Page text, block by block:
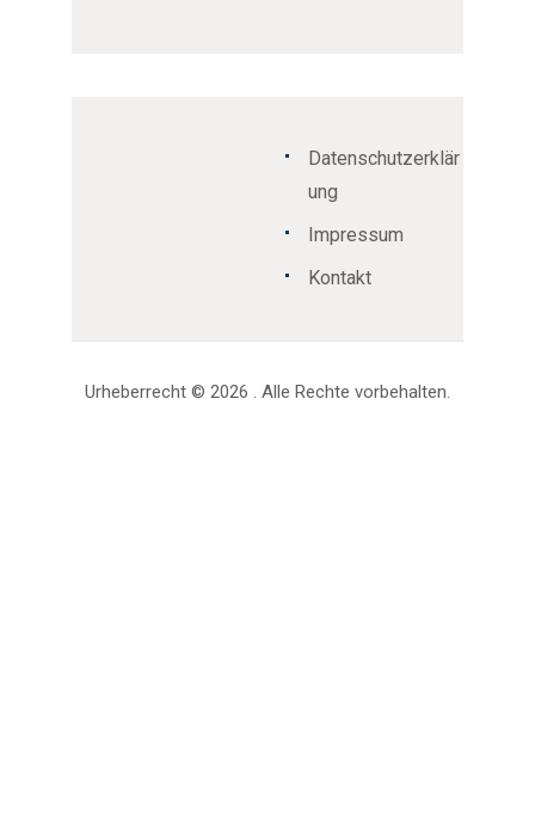
Datenschutzerklär
ung
Impressum
Kontakt
Urheberrecht © 2026 . Alle Rechte vorbehalten.